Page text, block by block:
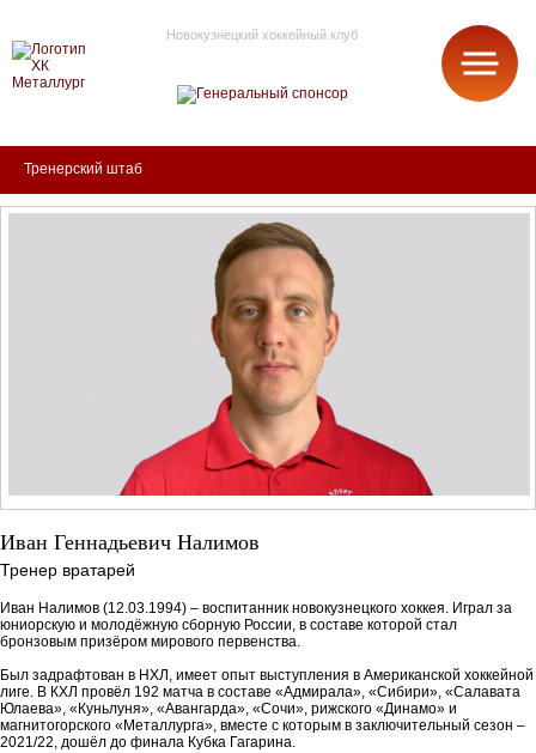
Новокузнецкий хоккейный клуб
Тренерский штаб
Иван Геннадьевич Налимов
Тренер вратарей
Иван Налимов (12.03.1994) – воспитанник новокузнецкого хоккея. Играл за
юниорскую и молодёжную сборную России, в составе которой стал
бронзовым призёром мирового первенства.
Был задрафтован в НХЛ, имеет опыт выступления в Американской хоккейной
лиге. В КХЛ провёл 192 матча в составе «Адмирала», «Сибири», «Салавата
Юлаева», «Куньлуня», «Авангарда», «Сочи», рижского «Динамо» и
магнитогорского «Металлурга», вместе с которым в заключительный сезон –
2021/22, дошёл до финала Кубка Гагарина.